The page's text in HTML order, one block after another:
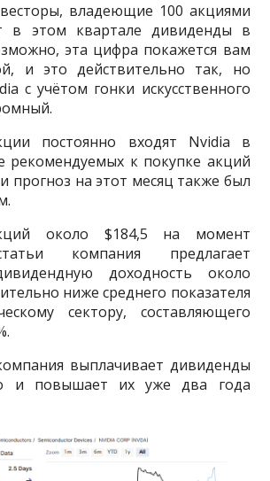
владеющие 100 акциями
в этом квартале дивиденды в
эта цифра покажется вам
и это действительно так, но
с учётом гонки искусственного
постоянно входят Nvidia в
рекомендуемых к покупке акций
прогноз на этот месяц также был
около $184,5 на момент
компания предлагает
доходность около
ниже среднего показателя
сектору, составляющего
выплачивает дивиденды
и повышает их уже два года